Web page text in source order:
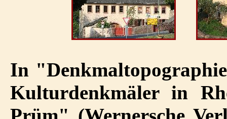
In
Kulturdenkmäler in